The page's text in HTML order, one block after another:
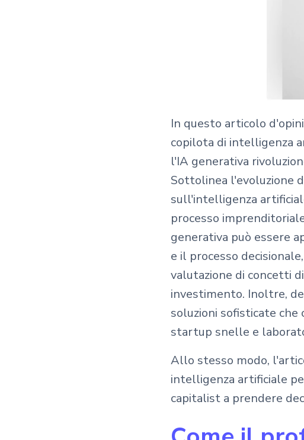
In questo articolo
copilota di intelligenza
l'IA generativa
Sottolinea l'evoluzione
sull'intelligenza
processo
generativa può essere
e il processo
valutazione di concetti
investimento. Inoltre,
soluzioni sofisticate
startup snelle e
Allo stesso modo,
intelligenza artificiale
capitalist a prendere